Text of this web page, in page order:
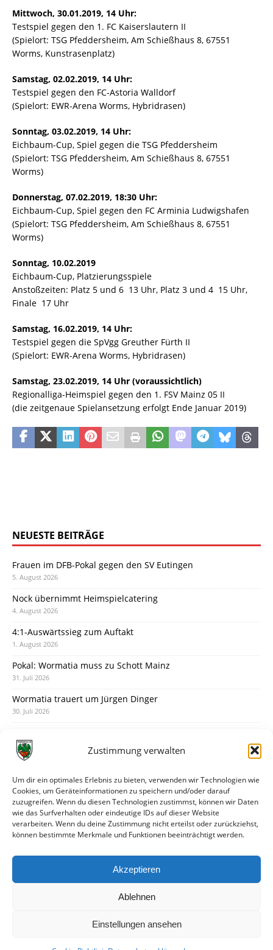
Zustimmung verwalten
Um dir ein optimales Erlebnis zu bieten, verwenden wir Technologien wie
Cookies, um Geräteinformationen zu speichern und/oder darauf
zuzugreifen. Wenn du diesen Technologien zustimmst, können wir Daten
wie das Surfverhalten oder eindeutige IDs auf dieser Website
verarbeiten. Wenn du deine Zustimmung nicht erteilst oder zurückziehst,
können bestimmte Merkmale und Funktionen beeinträchtigt werden.
Akzeptieren
Ablehnen
Einstellungen ansehen
Mittwoch, 30.01.2019, 14 Uhr:
Testspiel gegen den 1. FC Kaiserslautern II
(Spielort: TSG Pfeddersheim, Am Schießhaus 8, 67551
Worms, Kunstrasenplatz)
Samstag, 02.02.2019, 14 Uhr:
Testspiel gegen den FC-Astoria Walldorf
(Spielort: EWR-Arena Worms, Hybridrasen)
Sonntag, 03.02.2019, 14 Uhr:
Eichbaum-Cup, Spiel gegen die TSG Pfeddersheim
(Spielort: TSG Pfeddersheim, Am Schießhaus 8, 67551
Worms)
Donnerstag, 07.02.2019, 18:30 Uhr:
Eichbaum-Cup, Spiel gegen den FC Arminia Ludwigshafen
(Spielort: TSG Pfeddersheim, Am Schießhaus 8, 67551
Worms)
Sonntag, 10.02.2019
Eichbaum-Cup, Platzierungsspiele
Anstoßzeiten: Platz 5 und 6  13 Uhr, Platz 3 und 4  15 Uhr,
Finale  17 Uhr
Samstag, 16.02.2019, 14 Uhr:
Testspiel gegen die SpVgg Greuther Fürth II
(Spielort: EWR-Arena Worms, Hybridrasen)
Samstag, 23.02.2019, 14 Uhr (voraussichtlich)
Regionalliga-Heimspiel gegen den 1. FSV Mainz 05 II
(die zeitgenaue Spielansetzung erfolgt Ende Januar 2019)
NEUESTE BEITRÄGE
Frauen im DFB-Pokal gegen den SV Eutingen
5. August 2026
Nock übernimmt Heimspielcatering
4. August 2026
4:1-Auswärtssieg zum Auftakt
1. August 2026
Pokal: Wormatia muss zu Schott Mainz
31. Juli 2026
Wormatia trauert um Jürgen Dinger
30. Juli 2026
28. Juli 2026
28. Juli 2026
Neue Podcast-Folge: So tickt Björn!
27. Juli 2026
Eindrücke vom Stadionfest
Unterhaltsamer Abschlusstest mit später Niederlage
25. Juli 2026